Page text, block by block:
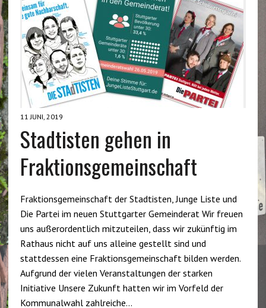
11 JUNI, 2019
Stadtisten gehen in
Fraktionsgemeinschaft
Fraktionsgemeinschaft der Stadtisten, Junge Liste und
Die Partei im neuen Stuttgarter Gemeinderat Wir freuen
uns außerordentlich mitzuteilen, dass wir zukünftig im
Rathaus nicht auf uns alleine gestellt sind und
stattdessen eine Fraktionsgemeinschaft bilden werden.
Aufgrund der vielen Veranstaltungen der starken
Initiative Unsere Zukunft hatten wir im Vorfeld der
Kommunalwahl zahlreiche…